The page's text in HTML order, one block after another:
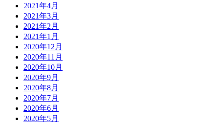
2021年4月
2021年3月
2021年2月
2021年1月
2020年12月
2020年11月
2020年10月
2020年9月
2020年8月
2020年7月
2020年6月
2020年5月